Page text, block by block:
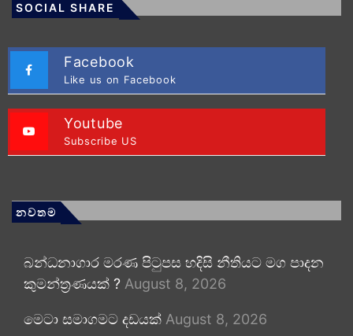
SOCIAL SHARE
Facebook
Like us on Facebook
Youtube
Subscribe US
නවතම
බන්ධනාගාර මරණ පිටුපස හදිසි නීතියට මග පාදන
කුමන්ත්‍රණයක් ? August 8, 2026
මෙටා සමාගමට දඩයක් August 8, 2026